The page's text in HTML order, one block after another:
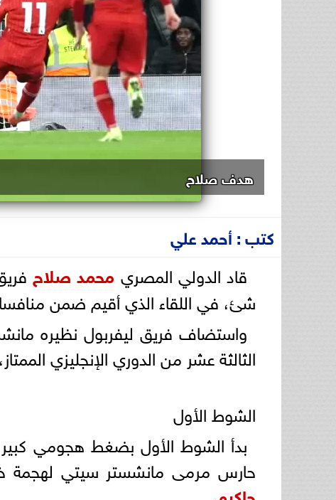
هدف صلاح
كتب : أحمد علي
قاد الدولي المصري محمد صلاح
شئ، في اللقاء الذي أقيم ضمن
واستضاف فريق ليفربول نظيره
الثالثة عشر من الدوري الإنجليزي
الشوط الأول
بدأ الشوط الأول بضغط هجومي
حارس مرمى مانشستر سيتي لهجمة